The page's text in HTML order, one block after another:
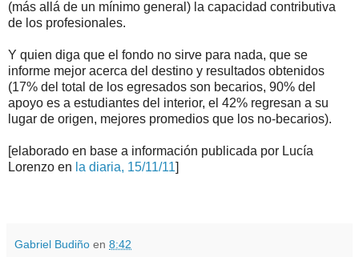
(más allá de un mínimo general) la capacidad contributiva
de los profesionales.
Y quien diga que el fondo no sirve para nada, que se
informe mejor acerca del destino y resultados obtenidos
(17% del total de los egresados son becarios, 90% del
apoyo es a estudiantes del interior, el 42% regresan a su
lugar de origen, mejores promedios que los no-becarios).
[elaborado en base a información publicada por Lucía
Lorenzo en la diaria, 15/11/11]
Gabriel Budiño en 8:42